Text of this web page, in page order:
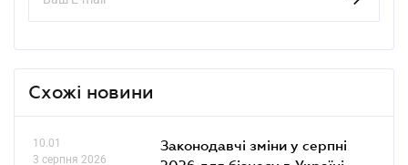
Схожі новини
10.01
3 серпня 2026
Законодавчі зміни у серпні